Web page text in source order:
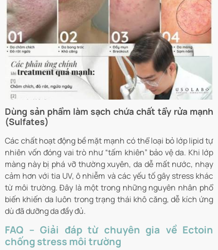
Dùng sản phẩm làm sạch chứa chất tẩy rửa mạnh
(Sulfates)
Các chất hoạt động bề mặt mạnh có thể loại bỏ lớp lipid tự
nhiên vốn đóng vai trò như “tấm khiên” bảo vệ da. Khi lớp
màng này bị phá vỡ thường xuyên, da dễ mất nước, nhạy
cảm hơn với tia UV, ô nhiễm và các yếu tố gây stress khác
từ môi trường. Đây là một trong những nguyên nhân phổ
biến khiến da luôn trong trạng thái khô căng, dễ kích ứng
dù đã dưỡng da đầy đủ.
FAQ – Giải đáp từ chuyên gia về Ectoin
chống stress môi trường